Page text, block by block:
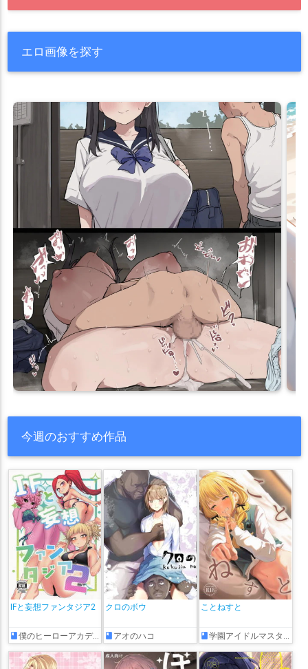
エロ画像を探す
今週のおすすめ作品
IFと妄想ファンタジア2
僕のヒーローアカデミア
クロのボウ
アオのハコ
ことねすと
学園アイドルマスター